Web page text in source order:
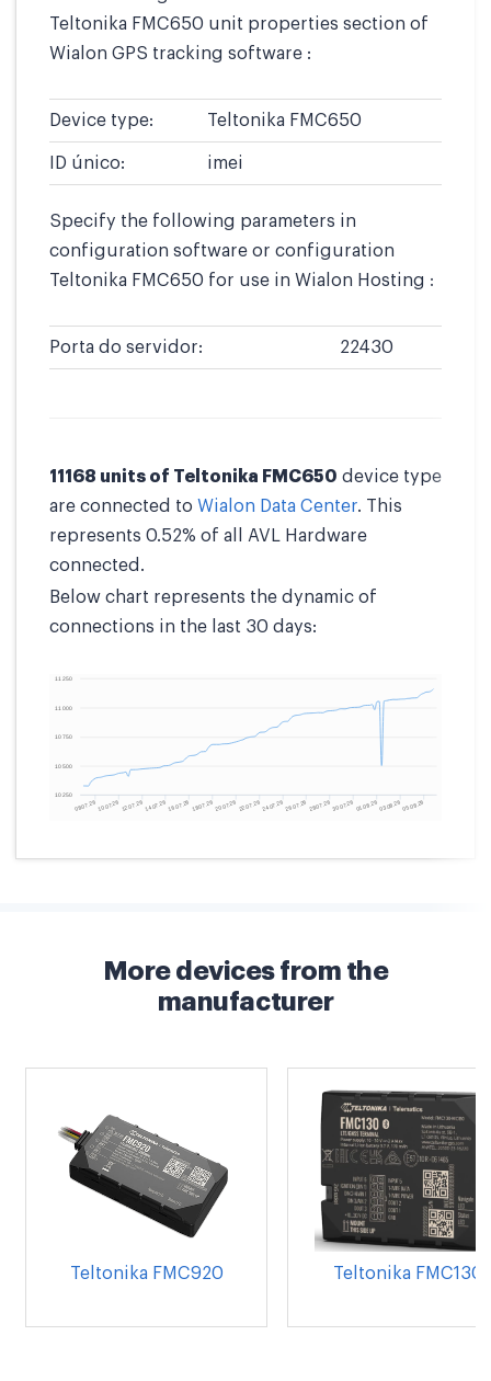
Teltonika FMC650 unit properties section of
Wialon GPS tracking software :
Device type: Teltonika FMC650
ID único: imei
Specify the following parameters in
configuration software or configuration
Teltonika FMC650 for use in Wialon Hosting :
Porta do servidor: 22430
11168 units of Teltonika FMC650 device type
are connected to Wialon Data Center. This
represents 0.52% of all AVL Hardware
connected.
Below chart represents the dynamic of
connections in the last 30 days:
More devices from the
manufacturer
Teltonika FMC920 Teltonika FMC130